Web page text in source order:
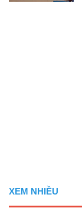
XEM NHIỀU